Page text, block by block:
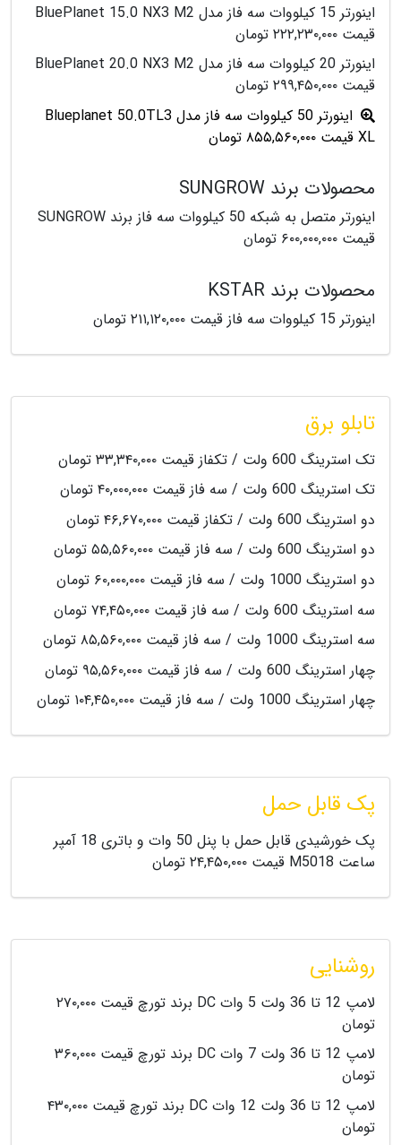
اینورتر 15 کیلووات سه فاز مدل BluePlanet 15.0 NX3 M2
قیمت ۲۲۲,۲۳۰,۰۰۰ تومان
اینورتر 20 کیلووات سه فاز مدل BluePlanet 20.0 NX3 M2
قیمت ۲۹۹,۴۵۰,۰۰۰ تومان
اینورتر 50 کیلووات سه فاز مدل Blueplanet 50.0TL3
XL قیمت ۸۵۵,۵۶۰,۰۰۰ تومان
محصولات برند SUNGROW
اینورتر متصل به شبکه 50 کیلووات سه فاز برند SUNGROW
قیمت ۶۰۰,۰۰۰,۰۰۰ تومان
محصولات برند KSTAR
اینورتر 15 کیلووات سه فاز قیمت ۲۱۱,۱۲۰,۰۰۰ تومان
تابلو برق
تک استرینگ 600 ولت / تکفاز قیمت ۳۳,۳۴۰,۰۰۰ تومان
تک استرینگ 600 ولت / سه فاز قیمت ۴۰,۰۰۰,۰۰۰ تومان
دو استرینگ 600 ولت / تکفاز قیمت ۴۶,۶۷۰,۰۰۰ تومان
دو استرینگ 600 ولت / سه فاز قیمت ۵۵,۵۶۰,۰۰۰ تومان
دو استرینگ 1000 ولت / سه فاز قیمت ۶۰,۰۰۰,۰۰۰ تومان
سه استرینگ 600 ولت / سه فاز قیمت ۷۴,۴۵۰,۰۰۰ تومان
سه استرینگ 1000 ولت / سه فاز قیمت ۸۵,۵۶۰,۰۰۰ تومان
چهار استرینگ 600 ولت / سه فاز قیمت ۹۵,۵۶۰,۰۰۰ تومان
چهار استرینگ 1000 ولت / سه فاز قیمت ۱۰۴,۴۵۰,۰۰۰ تومان
پک قابل حمل
پک خورشیدی قابل حمل با پنل 50 وات و باتری 18 آمپر
ساعت M5018 قیمت ۲۴,۴۵۰,۰۰۰ تومان
روشنایی
لامپ 12 تا 36 ولت 5 وات DC برند تورچ قیمت ۲۷۰,۰۰۰
تومان
لامپ 12 تا 36 ولت 7 وات DC برند تورچ قیمت ۳۶۰,۰۰۰
تومان
لامپ 12 تا 36 ولت 12 وات DC برند تورچ قیمت ۴۳۰,۰۰۰
تومان